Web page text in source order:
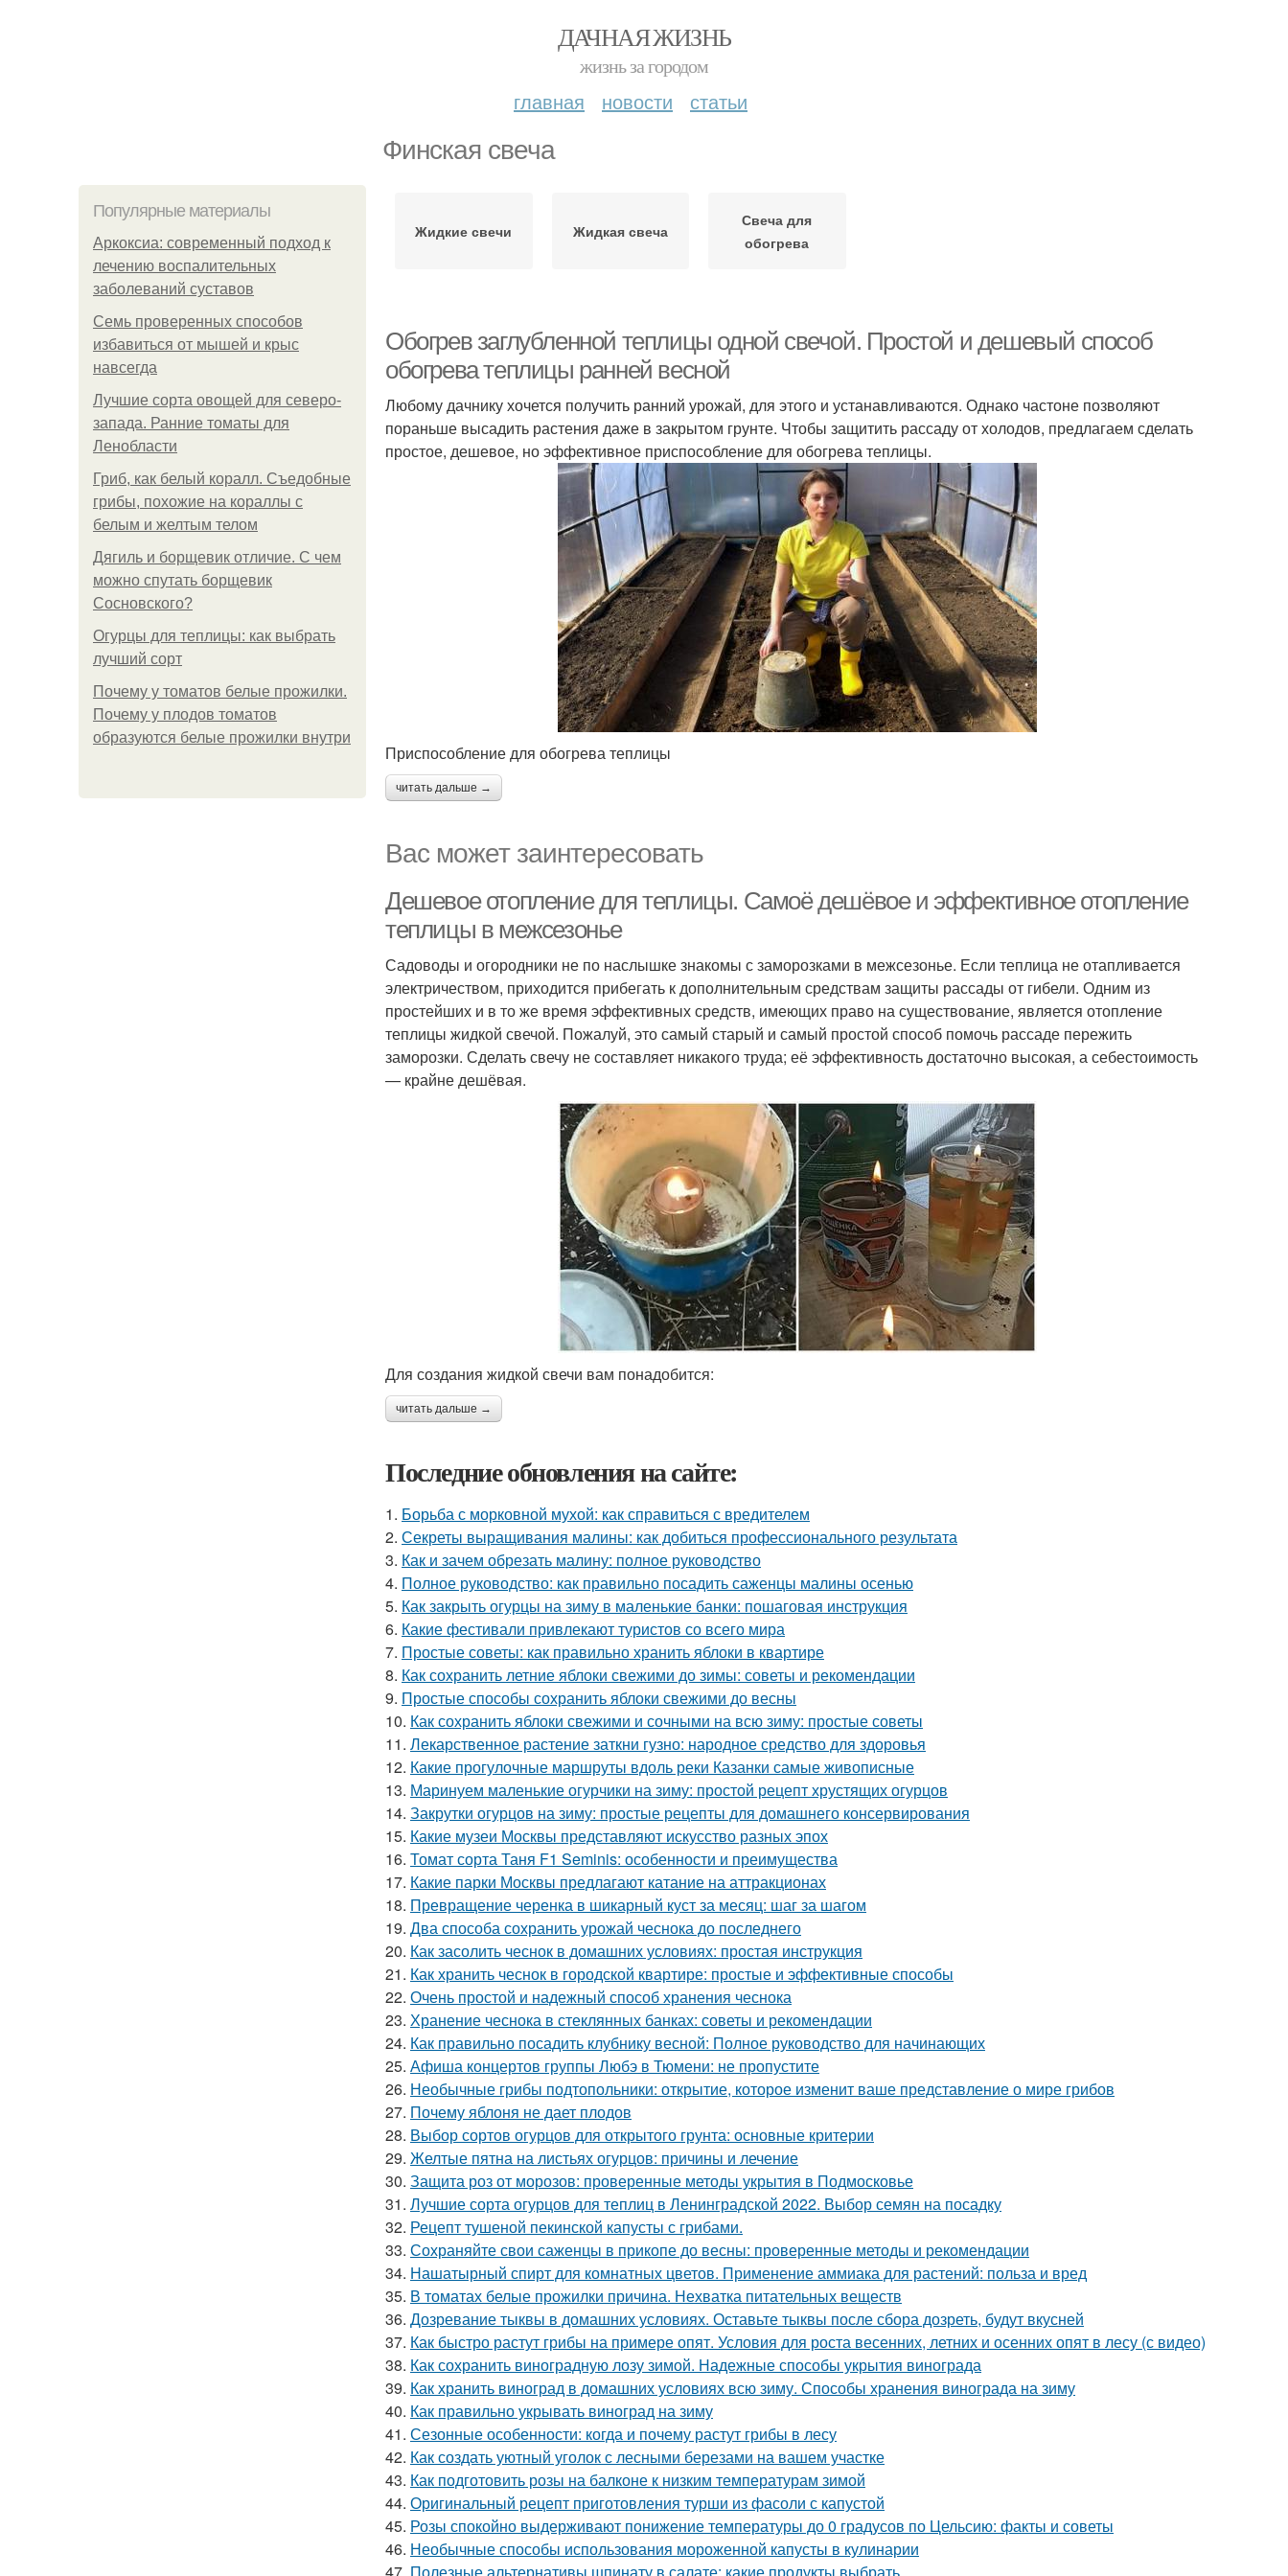
ДАЧНАЯ ЖИЗНЬ
жизнь за городом
главная новости статьи
Финская свеча
Популярные материалы
Аркоксиа: современный подход к
лечению воспалительных
заболеваний суставов
Семь проверенных способов
избавиться от мышей и крыс
навсегда
Лучшие сорта овощей для северо-
запада. Ранние томаты для
Ленобласти
Гриб, как белый коралл. Съедобные
грибы, похожие на кораллы с
белым и желтым телом
Дягиль и борщевик отличие. С чем
можно спутать борщевик
Сосновского?
Огурцы для теплицы: как выбрать
лучший сорт
Почему у томатов белые прожилки.
Почему у плодов томатов
образуются белые прожилки внутри
Жидкие свечи Жидкая свеча
Свеча для
обогрева
Обогрев заглубленной теплицы одной свечой. Простой и дешевый способ
обогрева теплицы ранней весной
Любому дачнику хочется получить ранний урожай, для этого и устанавливаются. Однако частоне позволяют
пораньше высадить растения даже в закрытом грунте. Чтобы защитить рассаду от холодов, предлагаем сделать
простое, дешевое, но эффективное приспособление для обогрева теплицы.
Приспособление для обогрева теплицы
читать дальше →
Вас может заинтересовать
Дешевое отопление для теплицы. Самоё дешёвое и эффективное отопление
теплицы в межсезонье
Садоводы и огородники не по наслышке знакомы с заморозками в межсезонье. Если теплица не отапливается
электричеством, приходится прибегать к дополнительным средствам защиты рассады от гибели. Одним из
простейших и в то же время эффективных средств, имеющих право на существование, является отопление
теплицы жидкой свечой. Пожалуй, это самый старый и самый простой способ помочь рассаде пережить
заморозки. Сделать свечу не составляет никакого труда; её эффективность достаточно высокая, а себестоимость
— крайне дешёвая.
Для создания жидкой свечи вам понадобится:
читать дальше →
Последние обновления на сайте:
1. Борьба с морковной мухой: как справиться с вредителем
2. Секреты выращивания малины: как добиться профессионального результата
3. Как и зачем обрезать малину: полное руководство
4. Полное руководство: как правильно посадить саженцы малины осенью
5. Как закрыть огурцы на зиму в маленькие банки: пошаговая инструкция
6. Какие фестивали привлекают туристов со всего мира
7. Простые советы: как правильно хранить яблоки в квартире
8. Как сохранить летние яблоки свежими до зимы: советы и рекомендации
9. Простые способы сохранить яблоки свежими до весны
10. Как сохранить яблоки свежими и сочными на всю зиму: простые советы
11. Лекарственное растение заткни гузно: народное средство для здоровья
12. Какие прогулочные маршруты вдоль реки Казанки самые живописные
13. Маринуем маленькие огурчики на зиму: простой рецепт хрустящих огурцов
14. Закрутки огурцов на зиму: простые рецепты для домашнего консервирования
15. Какие музеи Москвы представляют искусство разных эпох
16. Томат сорта Таня F1 Seminis: особенности и преимущества
17. Какие парки Москвы предлагают катание на аттракционах
18. Превращение черенка в шикарный куст за месяц: шаг за шагом
19. Два способа сохранить урожай чеснока до последнего
20. Как засолить чеснок в домашних условиях: простая инструкция
21. Как хранить чеснок в городской квартире: простые и эффективные способы
22. Очень простой и надежный способ хранения чеснока
23. Хранение чеснока в стеклянных банках: советы и рекомендации
24. Как правильно посадить клубнику весной: Полное руководство для начинающих
25. Афиша концертов группы Любэ в Тюмени: не пропустите
26. Необычные грибы подтопольники: открытие, которое изменит ваше представление о мире грибов
27. Почему яблоня не дает плодов
28. Выбор сортов огурцов для открытого грунта: основные критерии
29. Желтые пятна на листьях огурцов: причины и лечение
30. Защита роз от морозов: проверенные методы укрытия в Подмосковье
31. Лучшие сорта огурцов для теплиц в Ленинградской 2022. Выбор семян на посадку
32. Рецепт тушеной пекинской капусты с грибами.
33. Сохраняйте свои саженцы в прикопе до весны: проверенные методы и рекомендации
34. Нашатырный спирт для комнатных цветов. Применение аммиака для растений: польза и вред
35. В томатах белые прожилки причина. Нехватка питательных веществ
36. Дозревание тыквы в домашних условиях. Оставьте тыквы после сбора дозреть, будут вкусней
37. Как быстро растут грибы на примере опят. Условия для роста весенних, летних и осенних опят в лесу (с видео)
38. Как сохранить виноградную лозу зимой. Надежные способы укрытия винограда
39. Как хранить виноград в домашних условиях всю зиму. Способы хранения винограда на зиму
40. Как правильно укрывать виноград на зиму
41. Сезонные особенности: когда и почему растут грибы в лесу
42. Как создать уютный уголок с лесными березами на вашем участке
43. Как подготовить розы на балконе к низким температурам зимой
44. Оригинальный рецепт приготовления турши из фасоли с капустой
45. Розы спокойно выдерживают понижение температуры до 0 градусов по Цельсию: факты и советы
46. Необычные способы использования мороженной капусты в кулинарии